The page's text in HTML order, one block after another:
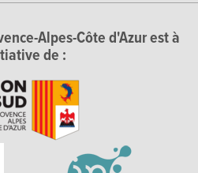
Alpes-Côte d'Azur est à
de :